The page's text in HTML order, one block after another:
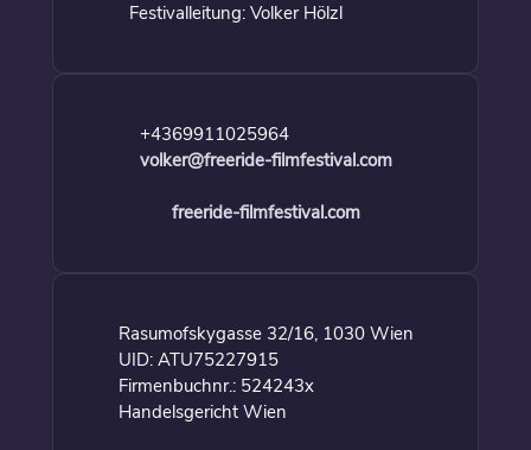
Festivalleitung: Volker Hölzl
+4369911025964
volker@freeride-filmfestival.com
freeride-filmfestival.com
Rasumofskygasse 32/16, 1030 Wien
UID: ATU75227915
Firmenbuchnr.: 524243x
Handelsgericht Wien